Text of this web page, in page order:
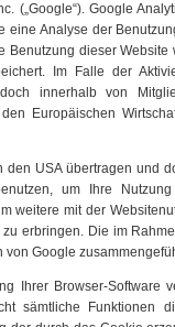
(„Google“). Google
eine Analyse der
Benutzung dieser Website
Im Falle der
innerhalb von
Europäischen
USA übertragen und
um Ihre
weitere mit der
erbringen. Die im
von Google
Ihrer Browser-Software
sämtliche Funktionen